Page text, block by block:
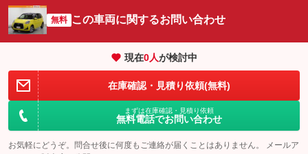
無料 この車両に関するお問い合わせ
現在0人が検討中
在庫確認・見積り依頼(無料)
まずは在庫確認・見積り依頼
無料電話でお問い合わせ
お気軽にどうぞ。問合せ後に何度もご連絡が届くことはありません。 メールア